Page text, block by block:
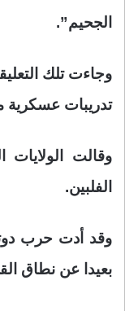
الجحيم”.
وجاءت تلك
تدريبات عسكرية
وقالت الولايات
الفلبين.
وقد أدت حرب
بعيدا عن نطاق